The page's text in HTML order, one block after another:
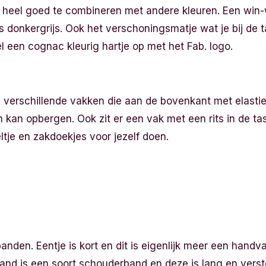
goed te combineren met andere kleuren. Een
donkergrijs. Ook het verschoningsmatje wat je bij de
een cognac kleurig hartje op met het Fab. logo.
vakken die aan de bovenkant met
kan opbergen. Ook zit er een vak met een rits in de
en zakdoekjes voor jezelf doen.
Eentje is kort en dit is eigenlijk meer een
is een soort schouderband en deze is lang en